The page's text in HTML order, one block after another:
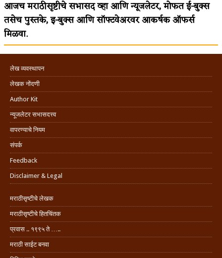
आजच मराठीसृष्टीचे सभासद व्हा आणि न्यूजलेटर, मोफत ई-बुक्स
तसेच पुस्तके, इ-बुक्स आणि सॉफ्टवेअरवर आकर्षक ऑफर्स
मिळवा.
लेख व्यवस्थापन
लेखक नोंदणी
Author Kit
न्यूजलेटर सभासदत्त्व
वापरण्याचे नियम
संपर्क
Feedback
Disclaimer & Legal
मराठीसृष्टीचे लेखक
मराठीसृष्टीचे हितचिंतक
प्रवास .. १९९५ ते …..
मराठी साईट बनवा